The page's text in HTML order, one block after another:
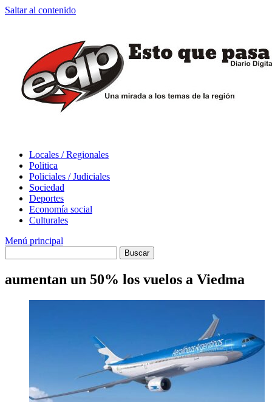
Saltar al contenido
Locales / Regionales
Politica
Policiales / Judiciales
Sociedad
Deportes
Economía social
Culturales
Menú principal
aumentan un 50% los vuelos a Viedma